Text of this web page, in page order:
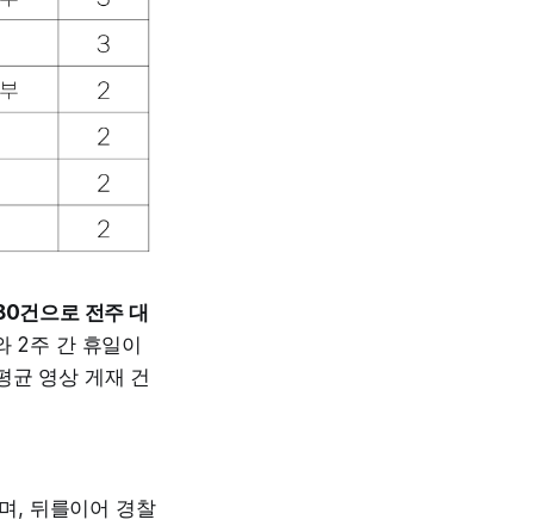
건으로 전주 대
2주 간 휴일이
균 영상 게재 건
, 뒤를이어 경찰